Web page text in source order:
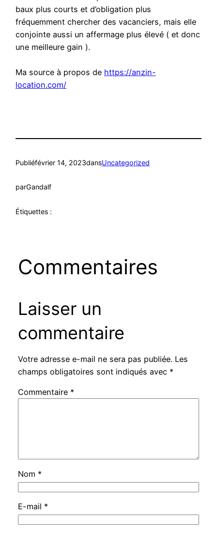
baux plus courts et d’obligation plus
fréquemment chercher des vacanciers, mais elle
conjointe aussi un affermage plus élevé ( et donc
une meilleure gain ).
Ma source à propos de https://anzin-
location.com/
Publiéfévrier 14, 2023dansUncategorized
parGandalf
Étiquettes :
Commentaires
Laisser un
commentaire
Votre adresse e-mail ne sera pas publiée. Les
champs obligatoires sont indiqués avec *
Commentaire *
Nom *
E-mail *